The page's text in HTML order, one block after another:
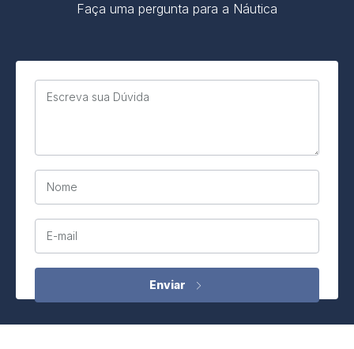
Faça uma pergunta para a Náutica
Escreva sua Dúvida
Nome
E-mail